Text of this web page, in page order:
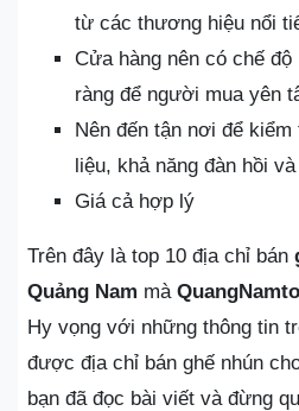
từ các thương hiệu nổi
Cửa hàng nên có chế
ràng để người mua yên
Nên đến tận nơi để
liệu, khả năng đàn hồi
Giá cả hợp lý
Trên đây là top 10 địa chỉ bán
Quảng Nam mà
Hy vọng với những thông tin
được địa chỉ bán ghế nhún
bạn đã đọc bài viết và đừng